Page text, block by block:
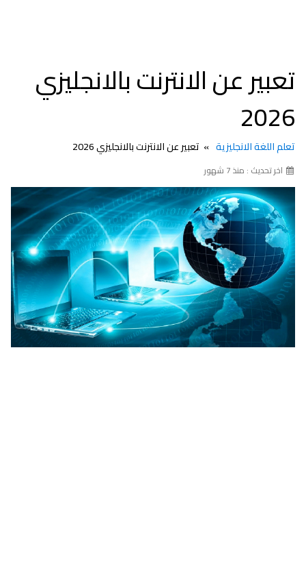
تعبير عن الانترنت بالانجليزي
2026
تعلم اللغة الانجليزية تعبير عن الانترنت بالانجليزي 2026
اخر تحديث : منذ 7 شهور